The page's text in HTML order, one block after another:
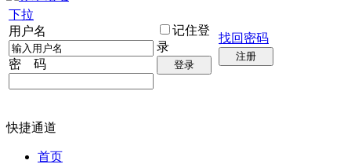
下拉
用户名
密 码
记住登
录
登录
找回密码
注册
快捷通道
首页